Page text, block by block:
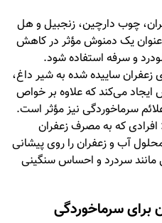
چوب دارچین، زنجبیل و هل
عنوان یک دمنوش مؤثر در کاهش
و سرفه استفاده شود.
زعفران ساییده شده به شیر داغ،
می‌کند که علاوه بر خواص
سرماخوردگی نیز مؤثر است.
افرادی که به مصرف زعفران
آب و زعفران را روی پیشانی
مانند سردرد و احساس سنگینی
سرماخوردگی